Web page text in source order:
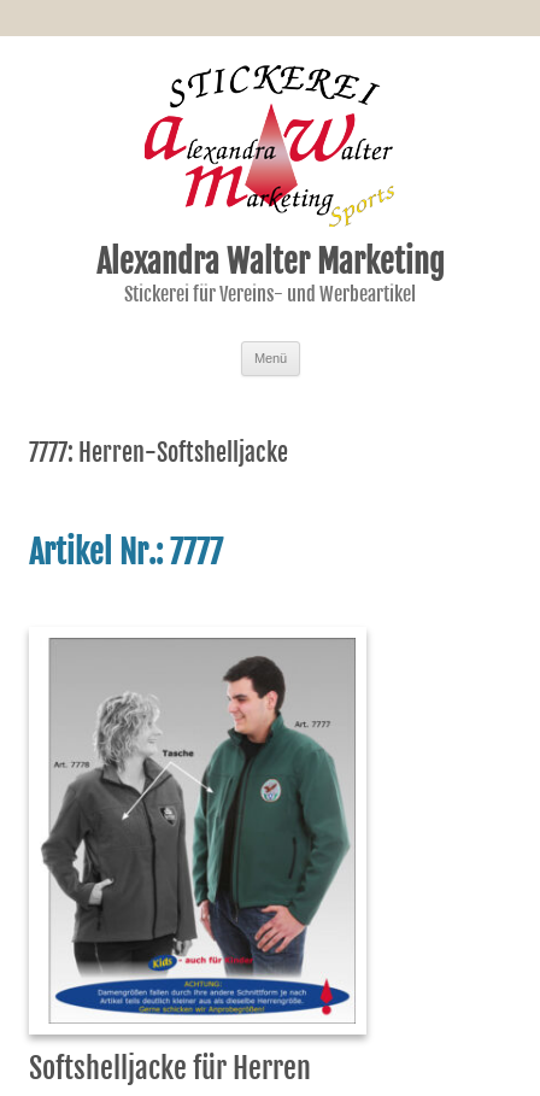
Alexandra Walter Marketing
Stickerei für Vereins- und Werbeartikel
Menü
7777: Herren-Softshelljacke
Artikel Nr.: 7777
Softshelljacke für Herren